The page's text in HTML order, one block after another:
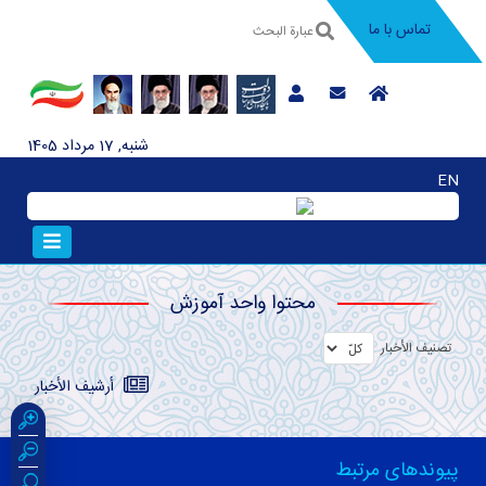
تماس با ما
شنبه, 17 مرداد 1405
EN
محتوا واحد آموزش
تصنیف الأخبار
أرشیف الأخبار
پیوندهای مرتبط